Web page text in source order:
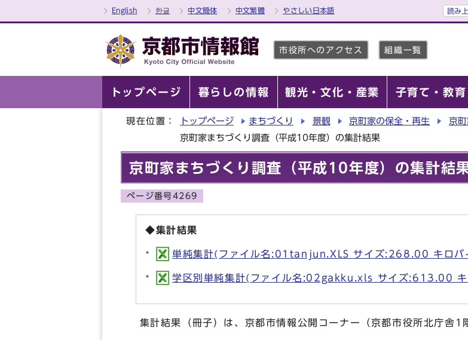
English 한글 中文簡体 中文繁體 やさしい日本語 読み
市役所へのアクセス 組織一覧
トップページ 暮らしの情報 観光・文化・産業 子育て・教育
現在位置： トップページ まちづくり 景観 京町家の保全・再生
京
京町家まちづくり調査（平成10年度）の集計結果
京町家まちづくり調査（平成10年度）の集計結
ページ番号4269
◆集計結果
単純集計(ファイル名:01tanjun.XLS サイズ:268.00 キロバ
学区別単純集計(ファイル名:02gakku.xls サイズ:613.00 キ
集計結果（冊子）は、京都市情報公開コーナー（京都市役所北庁舎1